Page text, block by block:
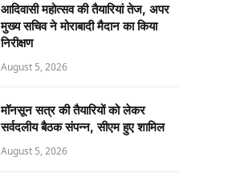
आदिवासी महोत्सव की तैयारियां तेज, अपर
मुख्य सचिव ने मोराबादी मैदान का किया
निरीक्षण
August 5, 2026
मॉनसून सत्र की तैयारियों को लेकर
सर्वदलीय बैठक संपन्न, सीएम हुए शामिल
August 5, 2026